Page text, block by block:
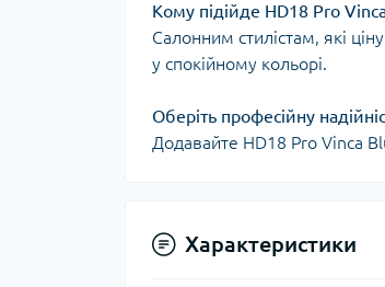
Кому підійде HD18 Pro
Салонним стилістам, які
у спокійному кольорі.
Оберіть професійну
Додавайте HD18 Pro Vinca
Характеристики